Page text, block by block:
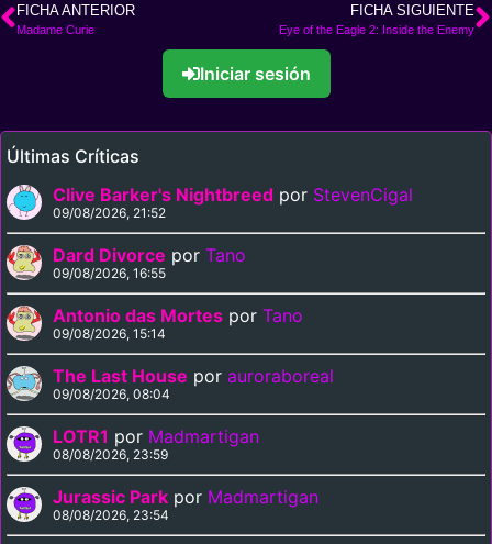
FICHA ANTERIOR
Madame Curie
FICHA SIGUIENTE
Eye of the Eagle 2: Inside the Enemy
Iniciar sesión
Últimas Críticas
Clive Barker's Nightbreed por StevenCigal
09/08/2026, 21:52
Dard Divorce por Tano
09/08/2026, 16:55
Antonio das Mortes por Tano
09/08/2026, 15:14
The Last House por auroraboreal
09/08/2026, 08:04
LOTR1 por Madmartigan
08/08/2026, 23:59
Jurassic Park por Madmartigan
08/08/2026, 23:54